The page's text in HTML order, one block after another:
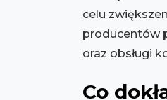
celu
producentów
oraz obsługi
Co